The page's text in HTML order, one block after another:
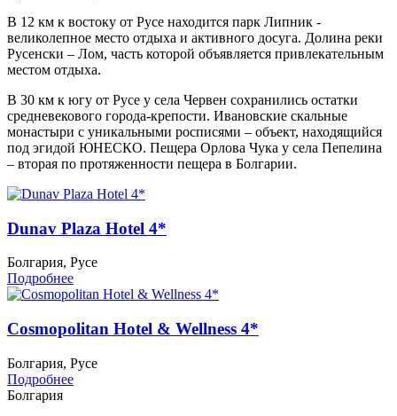
В 12 км к востоку от Русе находится парк Липник -
великолепное место отдыха и активного досуга. Долина реки
Русенски – Лом, часть которой объявляется привлекательным
местом отдыха.
В 30 км к югу от Русе у села Червен сохранились остатки
средневекового города-крепости. Ивановские скальные
монастыри с уникальными росписями – объект, находящийся
под эгидой ЮНЕСКО. Пещера Орлова Чука у села Пепелина
– вторая по протяженности пещера в Болгарии.
Dunav Plaza Hotel 4*
Болгария, Русе
Подробнее
Cosmopolitan Hotel & Wellness 4*
Болгария, Русе
Подробнее
Болгария